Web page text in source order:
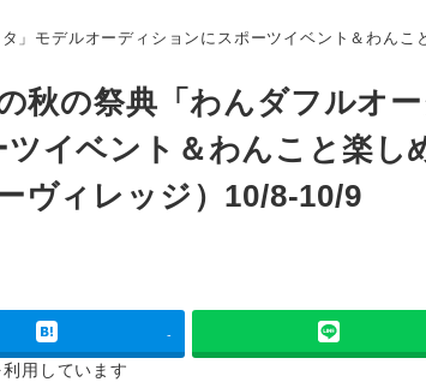
オーディションにスポーツイベント＆わんこと楽しめるワ
秋の祭典「わんダフルオー
イベント＆わんこと楽し
ヴィレッジ）10/8-10/9
-
利用しています